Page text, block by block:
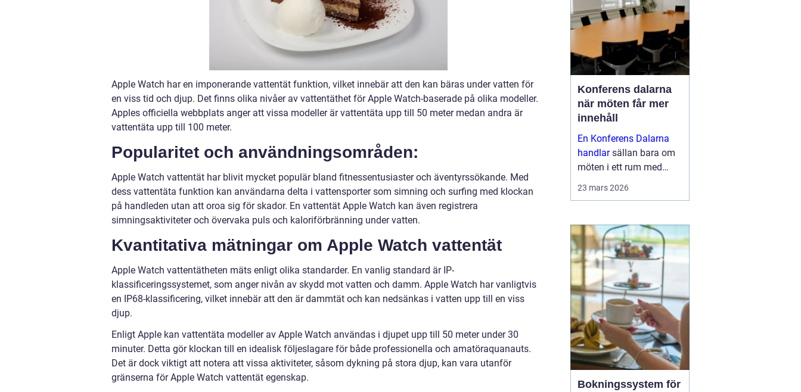
Apple Watch har en imponerande vattentät funktion, vilket innebär att den kan bäras under vatten för
en viss tid och djup. Det finns olika nivåer av vattentäthet för Apple Watch-baserade på olika modeller.
Apples officiella webbplats anger att vissa modeller är vattentäta upp till 50 meter medan andra är
vattentäta upp till 100 meter.
Popularitet och användningsområden:
Apple Watch vattentät har blivit mycket populär bland fitnessentusiaster och äventyrssökande. Med
dess vattentäta funktion kan användarna delta i vattensporter som simning och surfing med klockan
på handleden utan att oroa sig för skador. En vattentät Apple Watch kan även registrera
simningsaktiviteter och övervaka puls och kaloriförbränning under vatten.
Kvantitativa mätningar om Apple Watch vattentät
Apple Watch vattentätheten mäts enligt olika standarder. En vanlig standard är IP-
klassificeringssystemet, som anger nivån av skydd mot vatten och damm. Apple Watch har vanligtvis
en IP68-klassificering, vilket innebär att den är dammtät och kan nedsänkas i vatten upp till en viss
djup.
Enligt Apple kan vattentäta modeller av Apple Watch användas i djupet upp till 50 meter under 30
minuter. Detta gör klockan till en idealisk följeslagare för både professionella och amatöraquanauts.
Det är dock viktigt att notera att vissa aktiviteter, såsom dykning på stora djup, kan vara utanför
gränserna för Apple Watch vattentät egenskap.
utför...
Konferens dalarna
när möten får mer
innehåll
En Konferens Dalarna
handlarsällan bara om
möten i ett rum med
människor faktiskt
hinner mötas, tänka klart
och bygga relatio...
23 mars 2026
Bokningssystem för